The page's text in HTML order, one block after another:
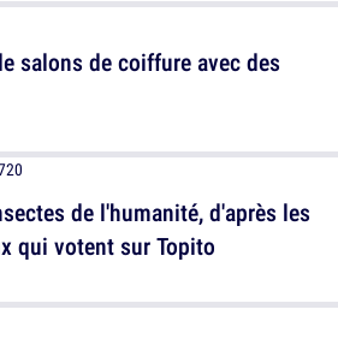
salons de coiffure avec des
de l'humanité, d'après les
qui votent sur Topito